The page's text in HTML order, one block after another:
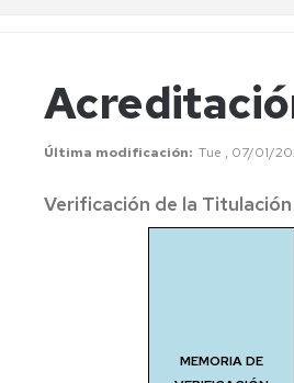
to
us?
Staff
Última modificación Tue , 07/01/
Verificación de la
MEMORIA DE